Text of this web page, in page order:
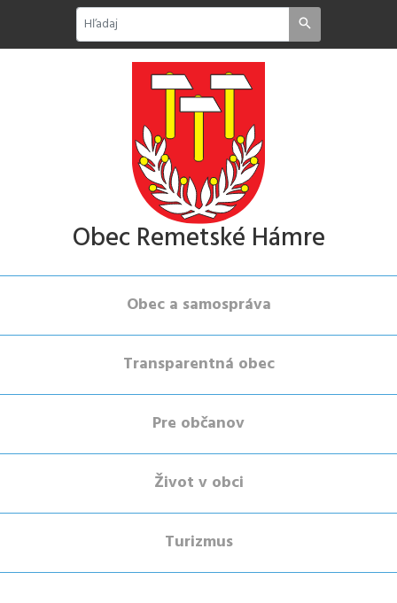
Obec Remetské Hámre
Obec a samospráva
Transparentná obec
Pre občanov
Život v obci
Turizmus